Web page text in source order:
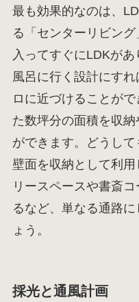
最も効果的なのは、
る「センターリビン
入ってすぐにLDKが
風呂に行く設計にす
ロに近づけることが
た数坪分の面積を収
ができます。どうして
壁面を収納として利
リースペースや書斎
るなど、単なる通路
ょう。
採光と通風計画